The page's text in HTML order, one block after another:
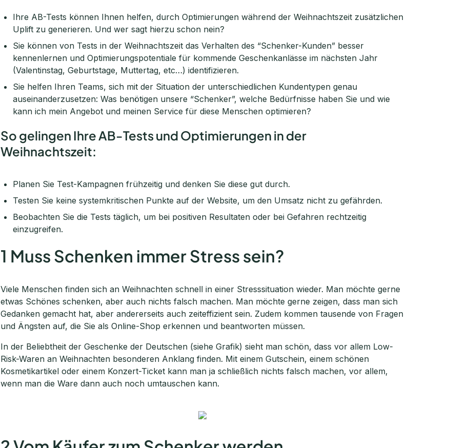
Ihre AB-Tests können Ihnen helfen, durch Optimierungen während der Weihnachtszeit zusätzlichen
Uplift zu generieren. Und wer sagt hierzu schon nein?
Sie können von Tests in der Weihnachtszeit das Verhalten des “Schenker-Kunden” besser
kennenlernen und Optimierungspotentiale für kommende Geschenkanlässe im nächsten Jahr
(Valentinstag, Geburtstage, Muttertag, etc…) identifizieren.
Sie helfen Ihren Teams, sich mit der Situation der unterschiedlichen Kundentypen genau
auseinanderzusetzen: Was benötigen unsere “Schenker”, welche Bedürfnisse haben Sie und wie
kann ich mein Angebot und meinen Service für diese Menschen optimieren?
So gelingen Ihre AB-Tests und Optimierungen in der
Weihnachtszeit:
Planen Sie Test-Kampagnen frühzeitig und denken Sie diese gut durch.
Testen Sie keine systemkritischen Punkte auf der Website, um den Umsatz nicht zu gefährden.
Beobachten Sie die Tests täglich, um bei positiven Resultaten oder bei Gefahren rechtzeitig
einzugreifen.
1 Muss Schenken immer Stress sein?
Viele Menschen finden sich an Weihnachten schnell in einer Stresssituation wieder. Man möchte gerne
etwas Schönes schenken, aber auch nichts falsch machen. Man möchte gerne zeigen, dass man sich
Gedanken gemacht hat, aber andererseits auch zeiteffizient sein. Zudem kommen tausende von Fragen
und Ängsten auf, die Sie als Online-Shop erkennen und beantworten müssen.
In der Beliebtheit der Geschenke der Deutschen (siehe Grafik) sieht man schön, dass vor allem Low-
Risk-Waren an Weihnachten besonderen Anklang finden. Mit einem Gutschein, einem schönen
Kosmetikartikel oder einem Konzert-Ticket kann man ja schließlich nichts falsch machen, vor allem,
wenn man die Ware dann auch noch umtauschen kann.